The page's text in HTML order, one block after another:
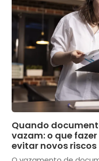
Quando
vazam: o que
evitar novos riscos